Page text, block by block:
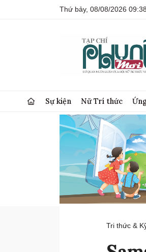
Thứ bảy, 08/08/2026 09:38
Sự kiện Nữ Trí thức
Tri thức &